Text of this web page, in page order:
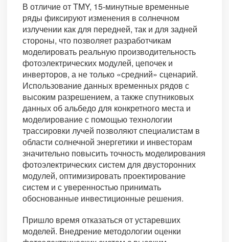
В отличие от TMY, 15-минутные временные
ряды фиксируют изменения в солнечном
излучении как для передней, так и для задней
стороны, что позволяет разработчикам
моделировать реальную производительность
фотоэлектрических модулей, цепочек и
инверторов, а не только «средний» сценарий.
Использование данных временных рядов с
высоким разрешением, а также спутниковых
данных об альбедо для конкретного места и
моделирование с помощью технологии
трассировки лучей позволяют специалистам в
области солнечной энергетики и инвесторам
значительно повысить точность моделирования
фотоэлектрических систем для двусторонних
модулей, оптимизировать проектирование
систем и с уверенностью принимать
обоснованные инвестиционные решения.
Пришло время отказаться от устаревших
моделей. Внедрение методологии оценки